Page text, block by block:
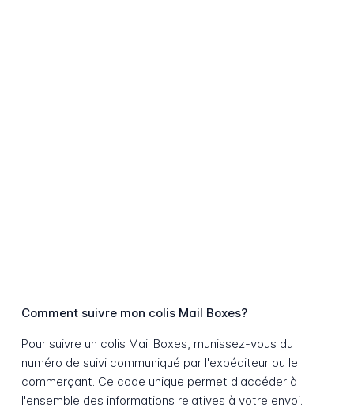
Comment suivre mon colis Mail Boxes?
Pour suivre un colis Mail Boxes, munissez-vous du
numéro de suivi communiqué par l'expéditeur ou le
commerçant. Ce code unique permet d'accéder à
l'ensemble des informations relatives à votre envoi.